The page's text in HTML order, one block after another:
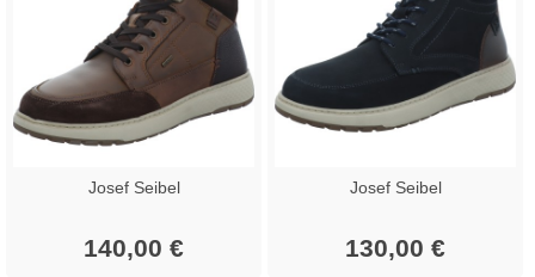
Josef Seibel
140,00 €
Josef Seibel
130,00 €